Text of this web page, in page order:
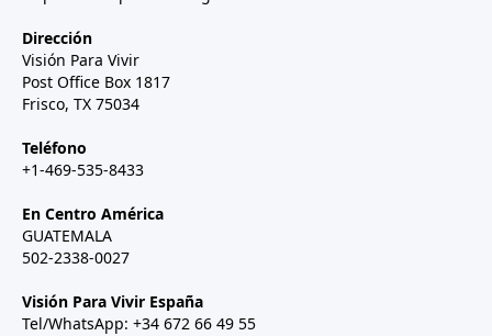
Dirección
Visión Para Vivir
Post Office Box 1817
Frisco, TX 75034
Teléfono
+1-469-535-8433
En Centro América
GUATEMALA
502-2338-0027
Visión Para Vivir España
Tel/WhatsApp: +34 672 66 49 55